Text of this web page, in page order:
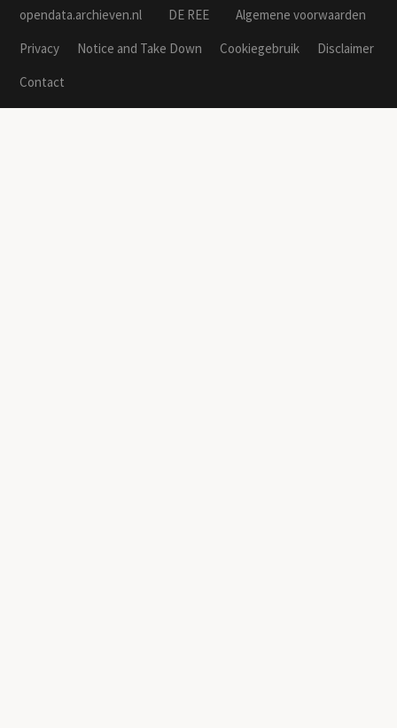
opendata.archieven.nl DE REE
Algemene voorwaarden
Privacy
Notice and Take Down Cookiegebruik
Disclaimer
Contact